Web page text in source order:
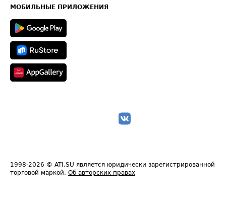
Техническая информация
МОБИЛЬНЫЕ ПРИЛОЖЕНИЯ
1998-2026 © ATI.SU является юридически зарегистрированной
торговой маркой. Об авторских правах